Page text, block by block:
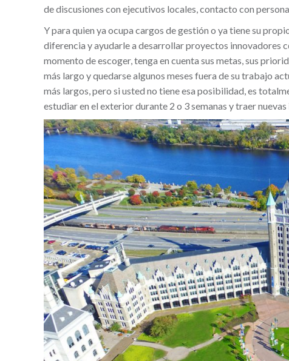
de discusiones con ejecutivos locales, contacto con
Y para quien ya ocupa cargos de gestión o ya tiene su
diferencia y ayudarle a desarrollar proyectos innovadores
momento de escoger, tenga en cuenta sus metas, sus
más largo y quedarse algunos meses fuera de su trabajo
más largos, pero si usted no tiene esa posibilidad, es
estudiar en el exterior durante 2 o 3 semanas y traer